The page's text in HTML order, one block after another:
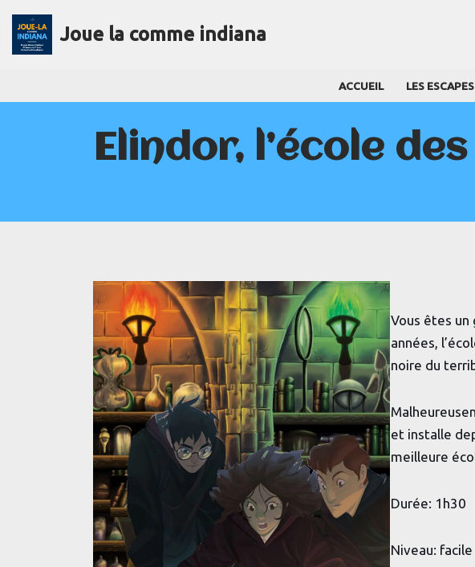
Aller
Joue la comme indiana
ACCUEIL LES
Elindor, l’école
Vous êtes un
années,
noire du
et installe
meilleure
Durée: 1h30
Niveau: facile